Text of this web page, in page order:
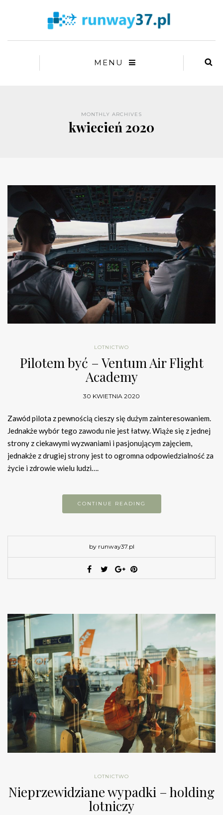
MENU
MONTHLY ARCHIVES
kwiecień 2020
LOTNICTWO
Pilotem być – Ventum Air Flight
Academy
30 KWIETNIA 2020
Zawód pilota z pewnością cieszy się dużym zainteresowaniem.
Jednakże wybór tego zawodu nie jest łatwy. Wiąże się z jednej
strony z ciekawymi wyzwaniami i pasjonującym zajęciem,
jednakże z drugiej strony jest to ogromna odpowiedzialność za
życie i zdrowie wielu ludzi….
CONTINUE READING
by runway37.pl
LOTNICTWO
Nieprzewidziane wypadki – holding
lotniczy